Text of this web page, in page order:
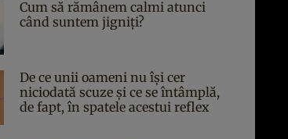
Cum să rămânem calmi atunci
când suntem jigniți?
De ce unii oameni nu își cer
niciodată scuze și ce se întâmplă,
de fapt, în spatele acestui reflex